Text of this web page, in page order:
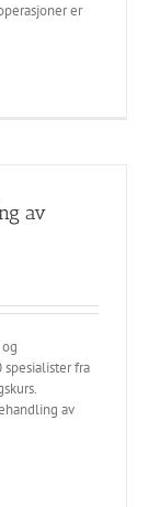
er
av
fra
av